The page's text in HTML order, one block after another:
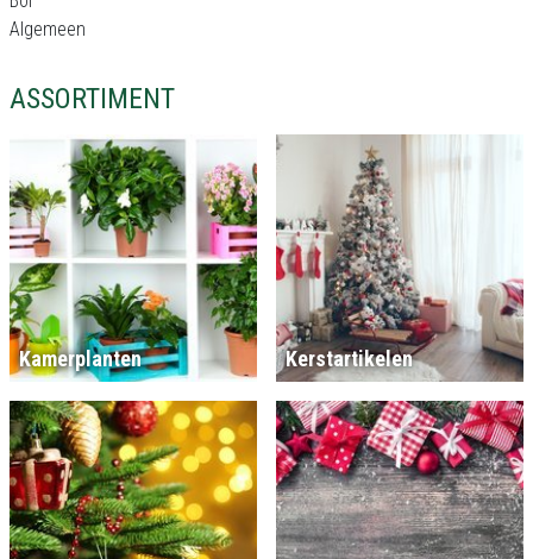
ASSORTIMENT
Kamerplanten Kerstartikelen